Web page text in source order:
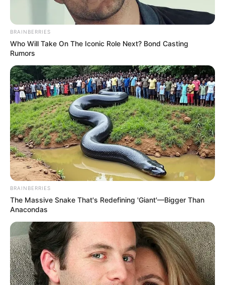
O que você precisa entender é que a escolha da
fita vai depender da finalidade do seu laço, ou
seja, será aplicado emtiaras para bebêou para
enfeitar um rabo de cavalo?
BRAINBERRIES
Who Will Take On The Iconic Role Next? Bond Casting
Rumors
BRAINBERRIES
The Massive Snake That's Redefining 'Giant'—Bigger Than
Anacondas